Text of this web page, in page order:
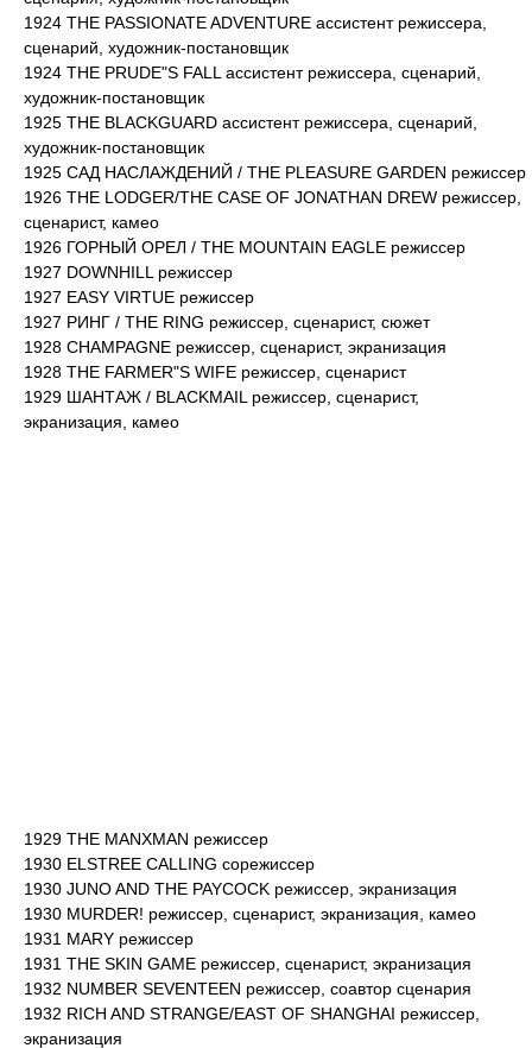
1924 THE PASSIONATE ADVENTURE ассистент режиссера,
сценарий, художник-постановщик
1924 THE PRUDE"S FALL ассистент режиссера, сценарий,
художник-постановщик
1925 THE BLACKGUARD ассистент режиссера, сценарий,
художник-постановщик
1925 САД НАСЛАЖДЕНИЙ / THE PLEASURE GARDEN режиссер
1926 THE LODGER/THE CASE OF JONATHAN DREW режиссер,
сценарист, камео
1926 ГОРНЫЙ ОРЕЛ / THE MOUNTAIN EAGLE режиссер
1927 DOWNHILL режиссер
1927 EASY VIRTUE режиссер
1927 РИНГ / THE RING режиссер, сценарист, сюжет
1928 CHAMPAGNE режиссер, сценарист, экранизация
1928 THE FARMER"S WIFE режиссер, сценарист
1929 ШАНТАЖ / BLACKMAIL режиссер, сценарист,
экранизация, камео
1929 THE MANXMAN режиссер
1930 ELSTREE CALLING сорежиссер
1930 JUNO AND THE PAYCOCK режиссер, экранизация
1930 MURDER! режиссер, сценарист, экранизация, камео
1931 MARY режиссер
1931 THE SKIN GAME режиссер, сценарист, экранизация
1932 NUMBER SEVENTEEN режиссер, соавтор сценария
1932 RICH AND STRANGE/EAST OF SHANGHAI режиссер,
экранизация